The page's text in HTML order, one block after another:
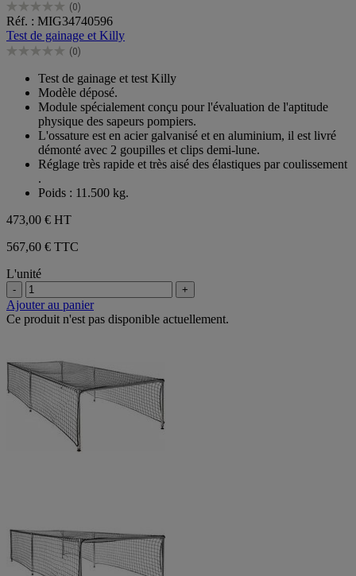
(0)
0.0
sur
5
étoiles.
Réf. : MIG34740596
Test de gainage et Killy
(0)
0.0
étoiles.
Test de gainage et test Killy
Modèle déposé.
Module spécialement conçu pour l'évaluation de l'aptitude
physique des sapeurs pompiers.
L'ossature est en acier galvanisé et en aluminium, il est livré
démonté avec 2 goupilles et clips demi-lune.
Réglage très rapide et très aisé des élastiques par coulissement
.
Poids : 11.500 kg.
473,00 € HT
567,60 € TTC
L'unité
- +
Ajouter au panier
Ce produit n'est pas disponible actuellement.